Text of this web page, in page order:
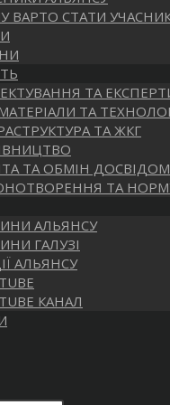
ВАРТО СТАТИ
ТА
ТА
ТА ЖКГ
ТА ОБМІН ДОСВІДОМ
ТА
АЛЬЯНСУ
ГАЛУЗІ
АЛЬЯНСУ
КАНАЛ